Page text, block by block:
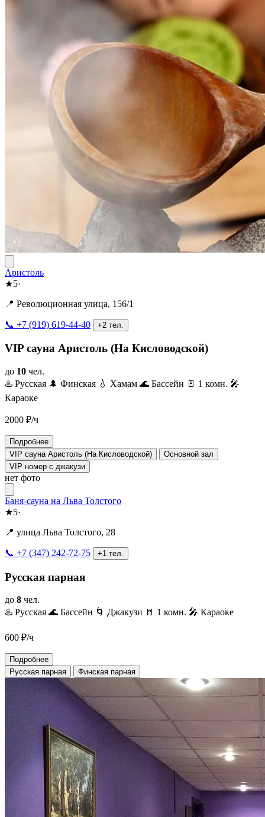
Аристоль
★5·
📍 Революционная улица, 156/1
📞 +7 (919) 619-44-40 +2 тел.
VIP сауна Аристоль (На Кисловодской)
до 10 чел.
♨️ Русская 🌲 Финская 💧 Хамам 🌊 Бассейн 🚪 1 комн. 🎤
Караоке
2000 ₽/ч
Подробнее
VIP сауна Аристоль (На Кисловодской)
Основной зал
VIP номер с джакузи
нет фото
Баня-сауна на Льва Толстого
★5·
📍 улица Льва Толстого, 28
📞 +7 (347) 242-72-75 +1 тел.
Русская парная
до 8 чел.
♨️ Русская 🌊 Бассейн 🌀 Джакузи 🚪 1 комн. 🎤 Караоке
600 ₽/ч
Подробнее
Русская парная
Финская парная